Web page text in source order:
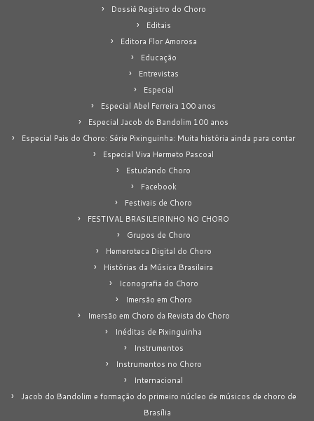
Dossiê Registro do Choro
Editais
Editora Flor Amorosa
Educação
Entrevistas
Especial
Especial Abel Ferreira 100 anos
Especial Jacob do Bandolim 100 anos
Especial Pais do Choro: Série Pixinguinha: Muita história ainda para contar
Especial Viva Hermeto Pascoal
Estudando Choro
Facebook
Festivais de Choro
FESTIVAL BRASILEIRINHO NO CHORO
Grupos de Choro
Hemeroteca Digital do Choro
Histórias da Música Brasileira
Iconografia do Choro
Imersão em Choro
Imersão em Choro da Revista do Choro
Inéditas de Pixinguinha
Instrumentos
Instrumentos no Choro
Internacional
Jacob do Bandolim e formação do primeiro núcleo de músicos de choro de
Brasília